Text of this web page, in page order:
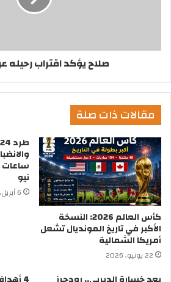
صلاح يؤكد اقتراب رحيله
مقالات ذات صلة
كأس العالم 2026: النسخة
الأكبر في تاريخ المونديال تشعل
أمريكا الشمالية
22 يونيو، 2026
ساعات
نيو
6 أبريل، 2026